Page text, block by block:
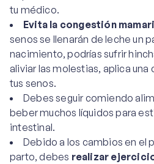
tu médico.
Evita la congestión
senos se llenarán de leche un
nacimiento, podrías sufrir
aliviar las molestias, aplica
tus senos.
Debes seguir comiendo
beber muchos líquidos para
intestinal.
Debido a los cambios en el
parto, debes realizar